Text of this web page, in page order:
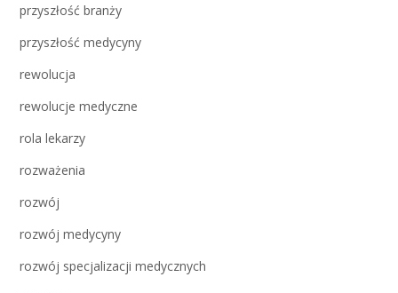
przyszłość branży
przyszłość medycyny
rewolucja
rewolucje medyczne
rola lekarzy
rozważenia
rozwój
rozwój medycyny
rozwój specjalizacji medycznych